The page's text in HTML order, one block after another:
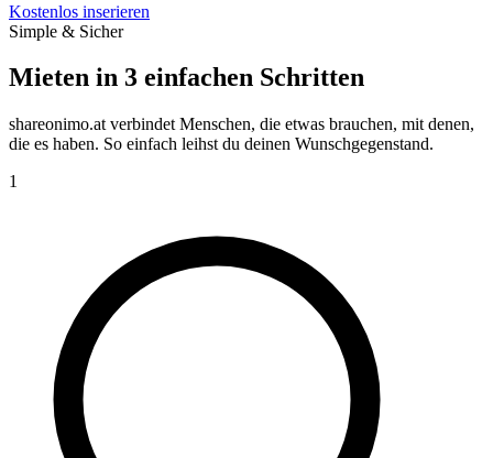
Kostenlos inserieren
Simple & Sicher
Mieten in 3 einfachen Schritten
shareonimo.at verbindet Menschen, die etwas brauchen, mit denen,
die es haben. So einfach leihst du deinen Wunschgegenstand.
1